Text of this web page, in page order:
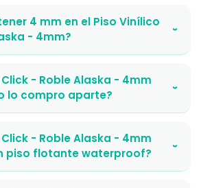
4 mm en el Piso Vinílico
- 4mm?
›
Click - Roble Alaska - 4mm
lo compro aparte?
›
Click - Roble Alaska - 4mm
piso flotante waterproof?
›